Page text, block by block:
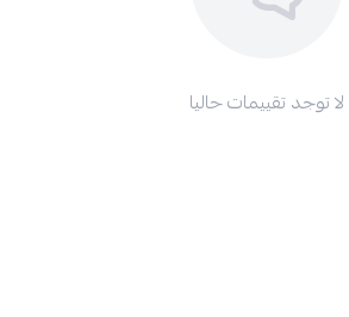
لا توجد تقييمات حاليا